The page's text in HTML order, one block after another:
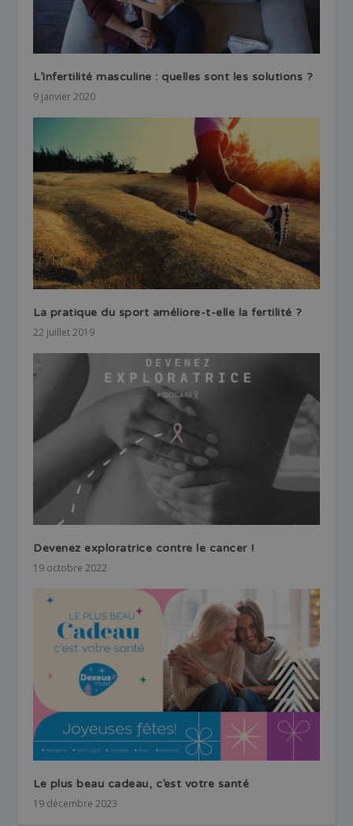
L’infertilité masculine : quelles sont les solutions ?
9 janvier 2020
La pratique du sport améliore-t-elle la fertilité ?
22 juillet 2019
Devenez exploratrice contre le cancer !
19 octobre 2022
Le plus beau cadeau, c’est votre santé
19 décembre 2023